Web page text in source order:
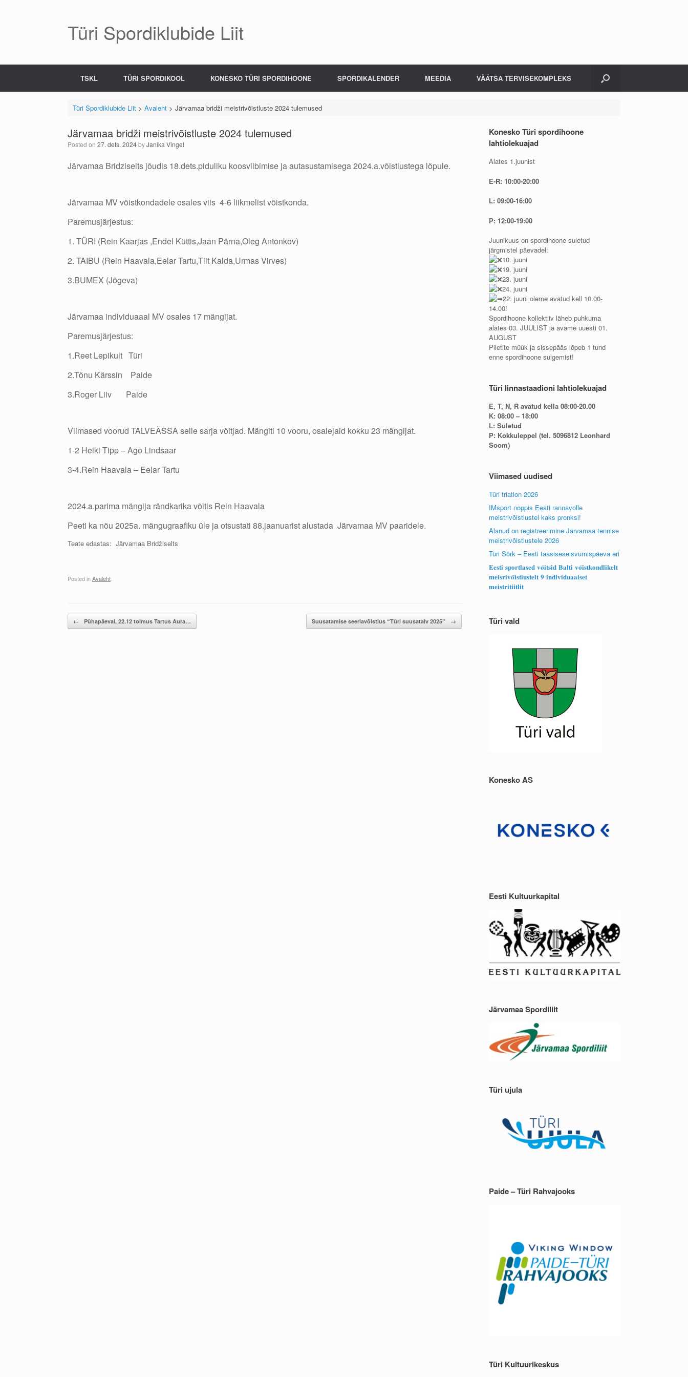
Türi Spordiklubide Liit
TSKL TÜRI SPORDIKOOL KONESKO TÜRI SPORDIHOONE SPORDIKALENDER MEEDIA VÄÄTSA TERVISEKOMPLEKS
Türi Spordiklubide Liit> Avaleht> Järvamaa bridži meistrivõistluste 2024 tulemused
Järvamaa bridži meistrivõistluste 2024 tulemused
Posted on 27. dets. 2024byJanika Vingel
Järvamaa Bridziselts jõudis 18.dets.piduliku koosviibimise ja autasustamisega 2024.a.võistlustega lõpule.
Järvamaa MV võistkondadele osales viis 4-6 liikmelist võistkonda.
Paremusjärjestus:
1. TÜRI (Rein Kaarjas ,Endel Küttis,Jaan Pärna,Oleg Antonkov)
2. TAIBU (Rein Haavala,Eelar Tartu,Tiit Kalda,Urmas Virves)
3.BUMEX (Jõgeva)
Järvamaa individuaaal MV osales 17 mängijat.
Paremusjärjestus:
1.Reet Lepikult Türi
2.Tõnu Kärssin Paide
3.Roger Liiv Paide
Viimased voorud TALVEÄSSA selle sarja võitjad. Mängiti 10 vooru, osalejaid kokku 23 mängijat.
1-2 Heiki Tipp – Ago Lindsaar
3-4.Rein Haavala – Eelar Tartu
2024.a.parima mängija rändkarika võitis Rein Haavala
Peeti ka nõu 2025a. mängugraafiku üle ja otsustati 88.jaanuarist alustada Järvamaa MV paaridele.
Teate edastas: Järvamaa Bridžiselts
Posted inAvaleht
Post navigation
← Pühapäeval, 22.12 toimus Tartus Aura… Suusatamise seeriavõistlus “Türi suusatalv 2025” →
Konesko Türi spordihoone
lahtiolekuajad
Alates 1.juunist
E-R: 10:00-20:00
L: 09:00-16:00
P: 12:00-19:00
Juunikuus on spordihoone suletud
järgmistel päevadel:
10. juuni
19. juuni
23. juuni
24. juuni
22. juuni oleme avatud kell 10.00-
14.00!
Spordihoone kollektiiv läheb puhkuma
alates 03. JUULIST ja avame uuesti 01.
AUGUST
Piletite müük ja sissepääs lõpeb 1 tund
enne spordihoone sulgemist!
Türi linnastaadioni lahtiolekuajad
E, T, N, R avatud kella 08:00-20.00
K: 08:00 – 18:00
L: Suletud
P: Kokkuleppel (tel. 5096812 Leonhard
Soom)
Viimased uudised
Türi triatlon 2026
IMsport noppis Eesti rannavolle
meistrivõistlustel kaks pronksi!
Alanud on registreerimine Järvamaa tennise
meistrivõistlustele 2026
Türi Sörk – Eesti taasiseseisvumispäeva eri
𝐄𝐞𝐬𝐭𝐢 𝐬𝐩𝐨𝐫𝐭𝐥𝐚𝐬𝐞𝐝 𝐯𝐨̃𝐢𝐭𝐬𝐢𝐝 𝐁𝐚𝐥𝐭𝐢 𝐯𝐨̃𝐢𝐬𝐭𝐤𝐨𝐧𝐝𝐥𝐢𝐤𝐞𝐥𝐭
𝐦𝐞𝐢𝐬𝐫𝐢𝐯𝐨̃𝐢𝐬𝐭𝐥𝐮𝐬𝐭𝐞𝐥𝐭 𝟗 𝐢𝐧𝐝𝐢𝐯𝐢𝐝𝐮𝐚𝐚𝐥𝐬𝐞𝐭
𝐦𝐞𝐢𝐬𝐭𝐫𝐢𝐭𝐢𝐢𝐭𝐥𝐢𝐭
Türi vald
Konesko AS
Eesti Kultuurkapital
Järvamaa Spordiliit
Türi ujula
Paide – Türi Rahvajooks
Türi Kultuurikeskus